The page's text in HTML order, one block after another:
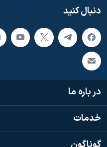
دنبال کنید
در باره ما
خدمات